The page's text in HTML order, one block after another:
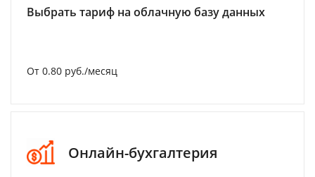
Выбрать тариф на облачную базу данных
От 0.80 руб./месяц
Онлайн-бухгалтерия